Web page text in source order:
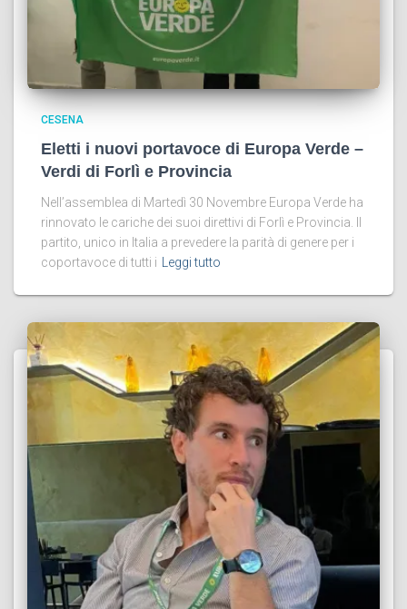
CESENA
Eletti i nuovi portavoce di Europa Verde –
Verdi di Forlì e Provincia
Nell’assemblea di Martedì 30 Novembre Europa Verde ha
rinnovato le cariche dei suoi direttivi di Forlì e Provincia. Il
partito, unico in Italia a prevedere la parità di genere per i
coportavoce di tutti i
Leggi tutto